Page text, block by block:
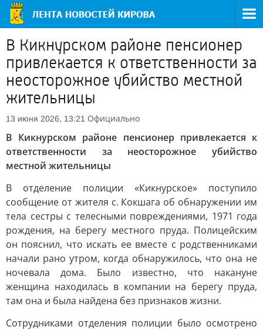
В Кикнурском районе пенсионер
привлекается к ответственности за
неосторожное убийство местной
жительницы
13 июня 2026, 13:21 Официально
В Кикнурском районе пенсионер привлекается к
ответственности за неосторожное убийство
местной жительницы
В отделение полиции «Кикнурское» поступило
сообщение от жителя с. Кокшага об обнаружении им
тела сестры с телесными повреждениями, 1971 года
рождения, на берегу местного пруда. Полицейским
он пояснил, что искать ее вместе с родственниками
начали рано утром, когда обнаружилось, что она не
ночевала дома. Было известно, что накануне
женщина находилась в компании на берегу пруда,
там она и была найдена без признаков жизни.
Сотрудниками отделения полиции было осмотрено